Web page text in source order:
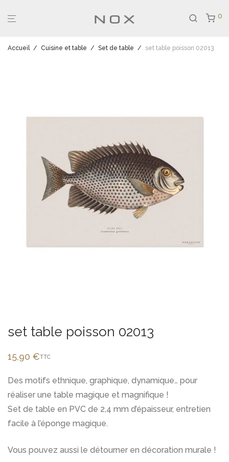
0
Accueil / Cuisine et table / Set de table / set table poisson 02013
set table poisson 02013
15,90 €TTC
Des motifs ethnique, graphique, dynamique… pour
réaliser une table magique et magnifique !
Set de table en PVC de 2,4 mm d’épaisseur, entretien
facile à l’éponge magique.
Vous pouvez aussi le détourner en décoration murale !